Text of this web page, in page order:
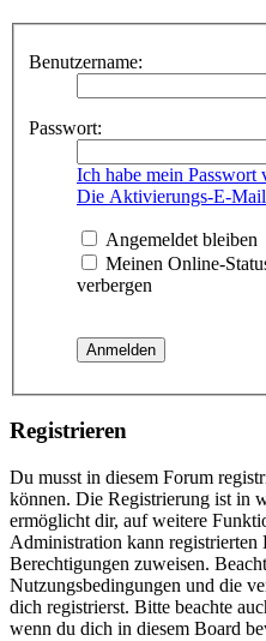
Benutzername:
Passwort:
Ich habe mein Passwort
Die Aktivierungs-E-Mail
Angemeldet bleiben
Meinen Online-
verbergen
Registrieren
Du musst in diesem Forum
können. Die Registrierung ist in
ermöglicht dir, auf weitere
Administration kann registrierten
Berechtigungen zuweisen.
Nutzungsbedingungen und die
dich registrierst. Bitte beachte
wenn du dich in diesem Board